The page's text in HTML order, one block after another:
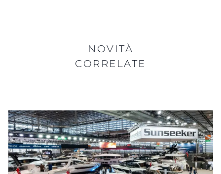
NOVITÀ
CORRELATE